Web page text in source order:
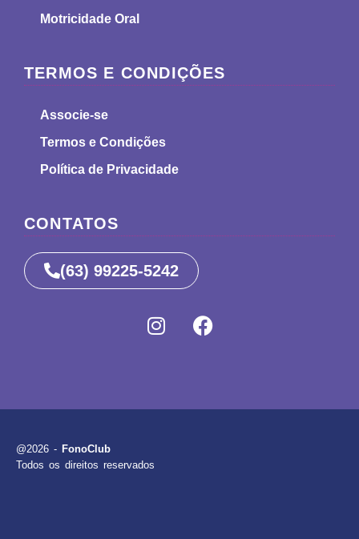
Motricidade Oral
TERMOS E CONDIÇÕES
Associe-se
Termos e Condições
Política de Privacidade
CONTATOS
(63) 99225-5242
@2026 - FonoClub
Todos os direitos reservados